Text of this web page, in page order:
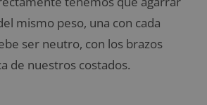
mismo peso, una con cada
ser neutro, con los brazos
de nuestros costados.